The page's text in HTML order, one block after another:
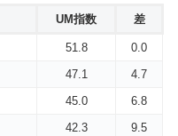
UM指数 差
51.8
0.0
47.1
4.7
45.0
6.8
42.3
9.5